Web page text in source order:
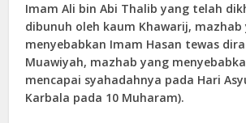
Imam Ali bin Abi Thalib yang telah
dibunuh oleh kaum Khawarij, mazhab
menyebabkan Imam Hasan tewas
Muawiyah, mazhab yang
mencapai syahadahnya pada Hari
Karbala pada 10 Muharam).